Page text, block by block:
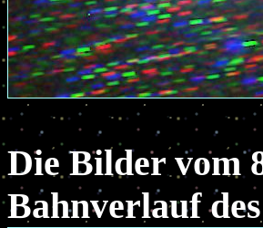
Die Bilder vom
Bahnverlauf